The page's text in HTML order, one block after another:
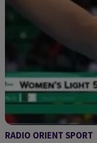
RADIO ORIENT SPORT